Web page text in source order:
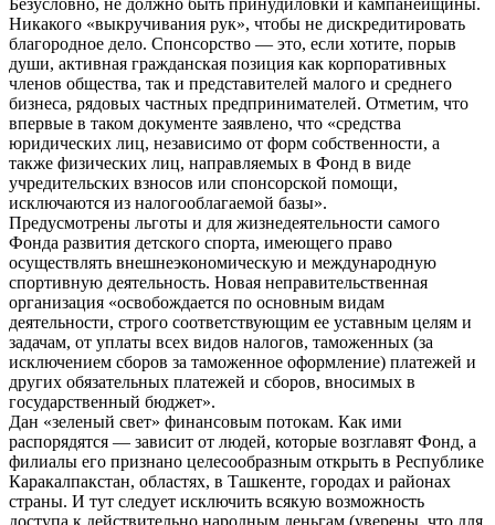
Никакого «выкручивания рук», чтобы не дискредитировать
благородное дело. Спонсорство — это, если хотите, порыв
души, активная гражданская позиция как корпоративных
членов общества, так и представителей малого и среднего
бизнеса, рядовых частных предпринимателей. Отметим, что
впервые в таком документе заявлено, что «средства
юридических лиц, независимо от форм собственности, а
также физических лиц, направляемых в Фонд в виде
учредительских взносов или спонсорской помощи,
исключаются из налогооблагаемой базы».
Предусмотрены льготы и для жизнедеятельности самого
Фонда развития детского спорта, имеющего право
осуществлять внешнеэкономическую и международную
спортивную деятельность. Новая неправительственная
организация «освобождается по основным видам
деятельности, строго соответствующим ее уставным целям и
задачам, от уплаты всех видов налогов, таможенных (за
исключением сборов за таможенное оформление) платежей и
других обязательных платежей и сборов, вносимых в
государственный бюджет».
Дан «зеленый свет» финансовым потокам. Как ими
распорядятся — зависит от людей, которые возглавят Фонд, а
филиалы его признано целесообразным открыть в Республике
Каракалпакстан, областях, в Ташкенте, городах и районах
страны. И тут следует исключить всякую возможность
доступа к действительно народным деньгам (уверены, что для